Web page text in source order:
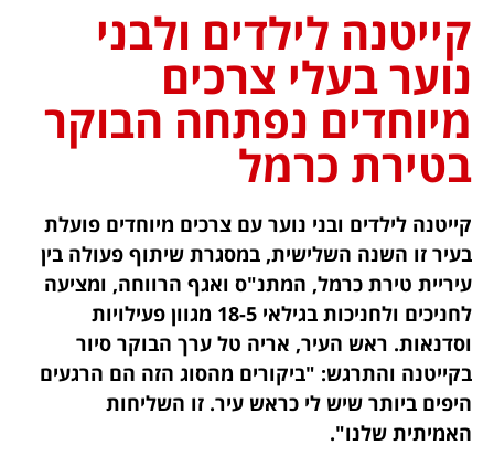
קייטנה לילדים ולבני
נוער בעלי צרכים
מיוחדים נפתחה הבוקר
בטירת כרמל
קייטנה לילדים ובני נוער עם צרכים מיוחדים פועלת
בעיר זו השנה השלישית, במסגרת שיתוף פעולה בין
עיריית טירת כרמל, המתנ"ס ואגף הרווחה, ומציעה
לחניכים ולחניכות בגילאי 18-5 מגוון פעילויות
וסדנאות. ראש העיר, אריה טל ערך הבוקר סיור
בקייטנה והתרגש: "ביקורים מהסוג הזה הם הרגעים
היפים ביותר שיש לי כראש עיר. זו השליחות
האמיתית שלנו".